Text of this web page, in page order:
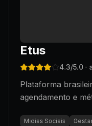
Etus
4.3/5.0 ·
Plataforma
agendamento e
Midias Sociais